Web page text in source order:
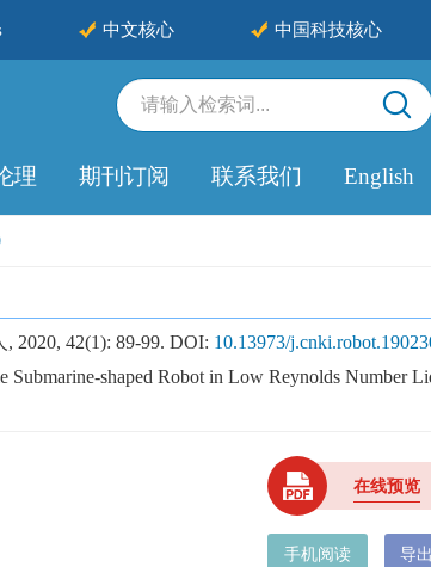
中文核心 中国科技核心
理 期刊订阅 联系我们 English
42(1): 89-99. DOI: 10.13973/
shaped Robot in Low Reynolds Number
在线预览
手机阅读 导